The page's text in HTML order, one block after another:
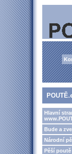
Hlavní
Bude a
Národní
Pěší poutě